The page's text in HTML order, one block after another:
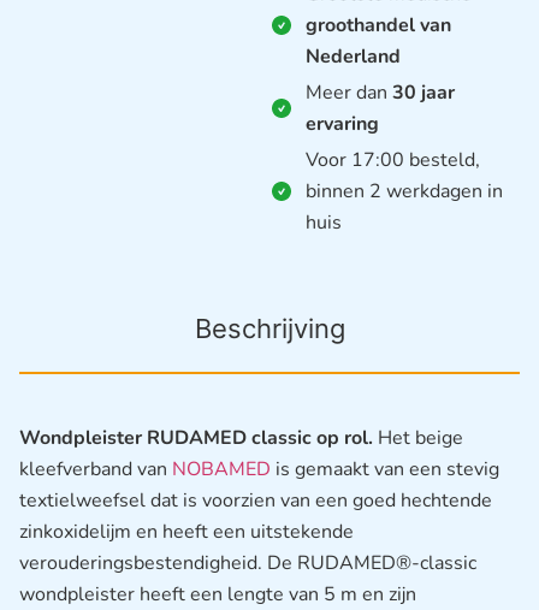
groothandel van
Nederland
Meer dan 30 jaar
ervaring
Voor 17:00 besteld,
binnen 2 werkdagen in
huis
Beschrijving
Wondpleister RUDAMED classic op rol. Het beige
kleefverband van NOBAMED is gemaakt van een stevig
textielweefsel dat is voorzien van een goed hechtende
zinkoxidelijm en heeft een uitstekende
verouderingsbestendigheid. De RUDAMED®-classic
wondpleister heeft een lengte van 5 m en zijn